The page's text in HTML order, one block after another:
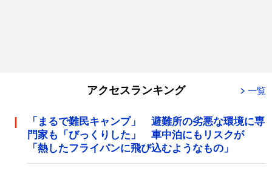
アクセスランキング 一覧
「まるで難民キャンプ」 避難所の劣悪な環境に専
門家も「びっくりした」 車中泊にもリスクが
「熱したフライパンに飛び込むようなもの」